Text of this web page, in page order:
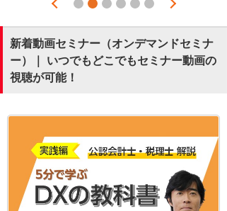
1 2 3 4 5 6
新着動画セミナー（オンデマンドセミナ
ー）｜ いつでもどこでもセミナー動画の
視聴が可能！